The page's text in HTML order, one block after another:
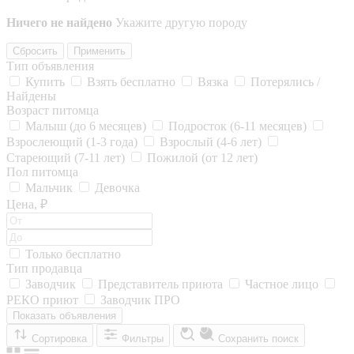
Ничего не найдено Укажите другую породу
Сбросить Применить
Тип объявления
Купить
Взять бесплатно Вязка
Потерялись /
Найдены
Возраст питомца
Малыш (до 6 месяцев)
Подросток (6-11 месяцев)
Взрослеющий (1-3 года)
Взрослый (4-6 лет)
Стареющий (7-11 лет)
Пожилой (от 12 лет)
Пол питомца
Мальчик
Девочка
Цена, ₽
Только бесплатно
Тип продавца
Заводчик
Представитель приюта
Частное лицо
РЕКО приют
Заводчик ПРО
Показать объявления
Сортировка
Фильтры Сохранить поиск